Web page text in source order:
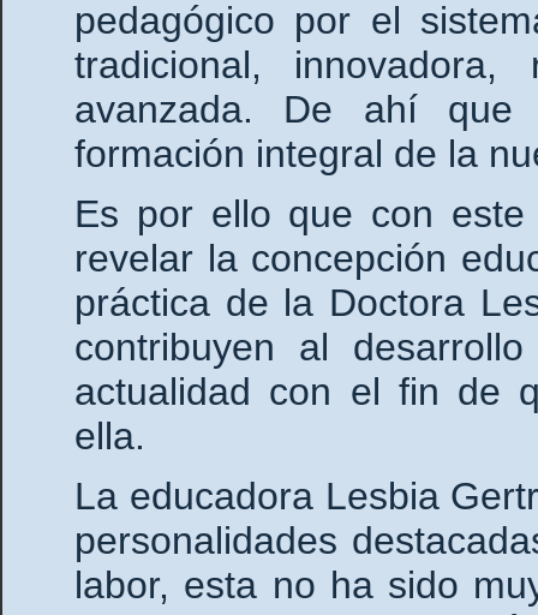
pedagógico por el
tradicional,
avanzada. De ahí
formación integral de la
Es por ello que con
revelar la concepción
práctica de la Doctora
contribuyen al
actualidad con el fin de
ella.
La educadora Lesbia
personalidades
labor, esta no ha sido